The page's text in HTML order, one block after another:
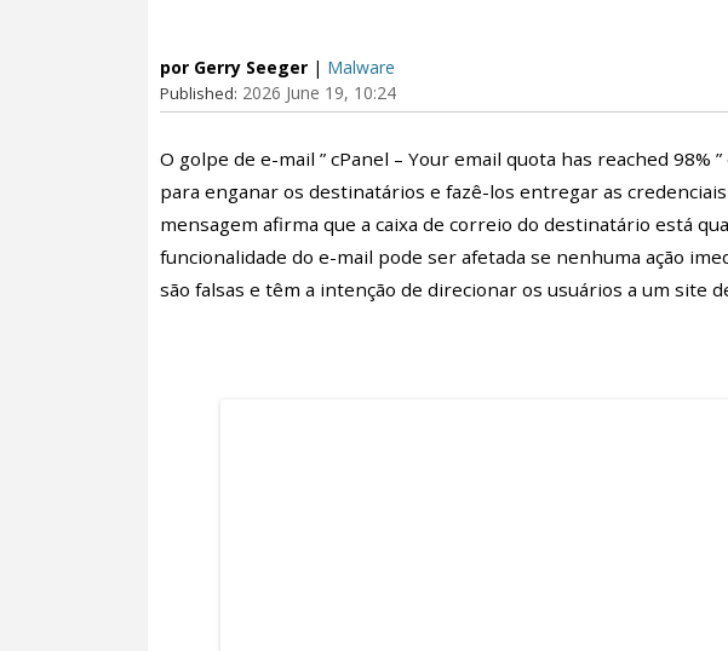
por Gerry Seeger | Malware
Published: 2026 June 19, 10:24
O golpe de e-mail ” cPanel – Your email quota has reached 98%
para enganar os destinatários e fazê-los entregar as
mensagem afirma que a caixa de correio do destinatário está
funcionalidade do e-mail pode ser afetada se nenhuma ação
são falsas e têm a intenção de direcionar os usuários a um site